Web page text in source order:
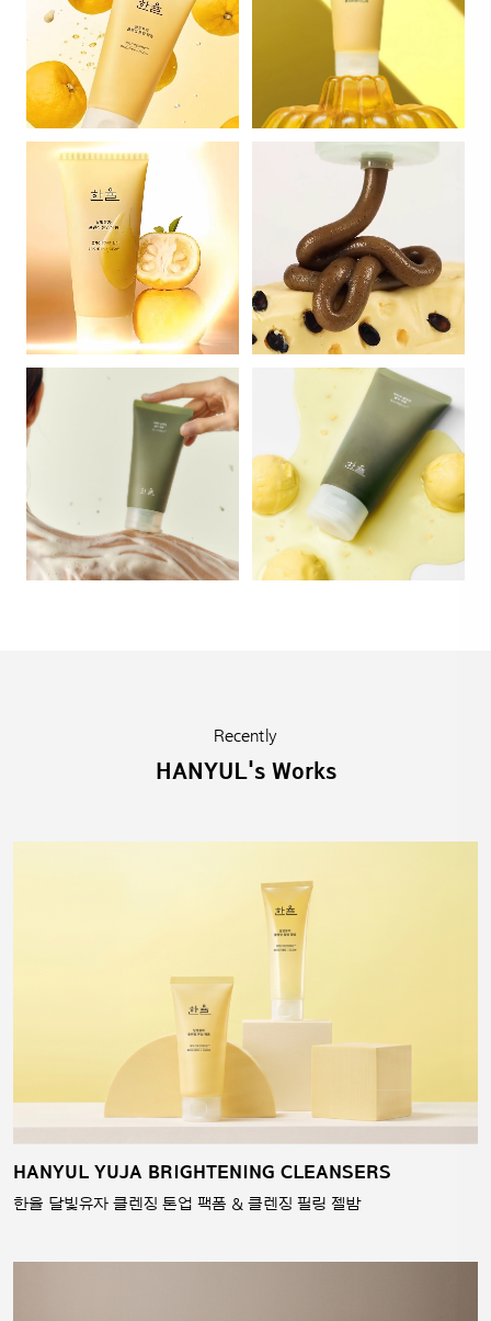
Recently
HANYUL's Works
HANYUL YUJA BRIGHTENING CLEANSERS
한율 달빛유자 클렌징 톤업 팩폼 & 클렌징 필링 젤밤